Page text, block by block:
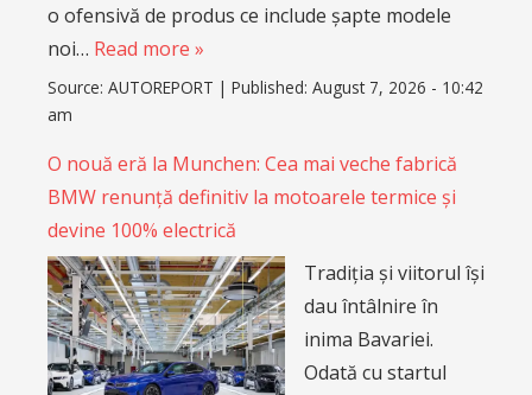
o ofensivă de produs ce include șapte modele
noi… Read more »
Source: AUTOREPORT | Published: August 7, 2026 - 10:42
am
O nouă eră la Munchen: Cea mai veche fabrică
BMW renunță definitiv la motoarele termice și
devine 100% electrică
Tradiția și viitorul își
dau întâlnire în
inima Bavariei.
Odată cu startul